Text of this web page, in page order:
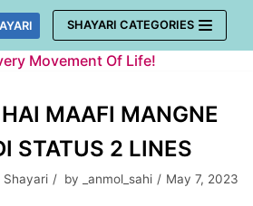
SHAYARI CATEGORIES
Movement Of Life!
MAAFI MANGNE
STATUS 2 LINES
Shayari by _anmol_sahi May 7, 2023